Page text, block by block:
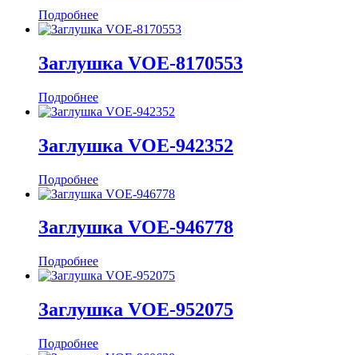
Подробнее
Заглушка VOE-8170553
Подробнее
Заглушка VOE-942352
Подробнее
Заглушка VOE-946778
Подробнее
Заглушка VOE-952075
Подробнее